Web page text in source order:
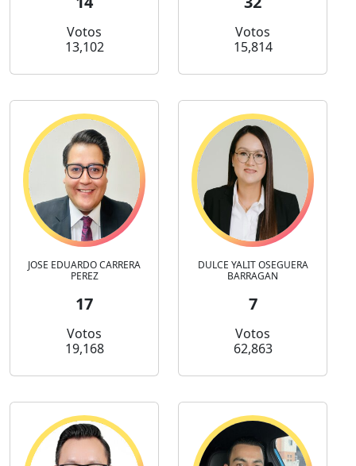
Votos
13,102
Votos
15,814
JOSE EDUARDO CARRERA
PEREZ
17
Votos
19,168
DULCE YALIT OSEGUERA
BARRAGAN
7
Votos
62,863